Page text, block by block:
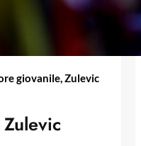
giovanile, Zulevic